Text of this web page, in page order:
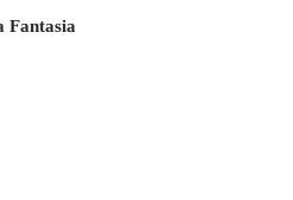
Fantasia